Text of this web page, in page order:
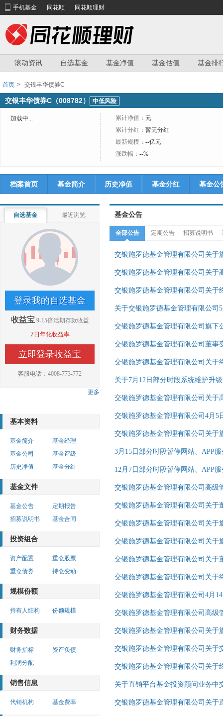
手机基金 同花顺 同花顺理财
滚动资讯 自选基金 基金净值 基金估值 基金排
首页 > 交银丰华债券C
交银丰华债券C（008782） 中低风险
加载中... 累计净值： 元
累计分红： 暂无分红
最新规模： --亿元
涨跌幅： --%
档案首页 基金简介 历史净值 基金分红 基金公
基金公告
全部公告 定期公告 招募说明书
交银施罗德基金管理有限公司关于
交银施罗德基金管理有限公司关于
交银施罗德基金管理有限公司关于
关于交银施罗德基金管理有限公司
交银施罗德基金管理有限公司旗下
交银施罗德基金管理有限公司董事
交银施罗德基金管理有限公司关于
关于7月12日部分时段系统维护升
交银施罗德基金管理有限公司关于
交银施罗德基金管理有限公司4月5
交银施罗德基金管理有限公司关于
3月15日部分时段暂停网站、APP
12月7日部分时段暂停网站、APP
交银施罗德基金管理有限公司高级
交银施罗德基金管理有限公司关于
交银施罗德基金管理有限公司关于
交银施罗德基金管理有限公司关于
交银施罗德基金管理有限公司关于
交银施罗德基金管理有限公司关于
交银施罗德基金管理有限公司4月
交银施罗德基金管理有限公司高级
交银施罗德基金管理有限公司关于
交银施罗德基金管理有限公司关于
交银施罗德基金管理有限公司关于
关于直销平台基金投资顾问业务中
交银施罗德基金管理有限公司关于
自选基金 最近浏览
登录我的自选基金
收益宝 9-15倍活期存款收益
7日年化收益率
立即登录收益宝
客服电话：4008-773-772
更多
基本资料
基金简介
基金经理
基金公司
基金评级
历史净值
基金分红
基金文件
基金公告
定期报告
招募说明书
基金合同
投资组合
资产配置
重仓股票
重仓债券
持仓变动
规模份额
持有人结构 份额规模
财务数据
财务指标
资产负债
利润分配
销售信息
代销机构 基金费率